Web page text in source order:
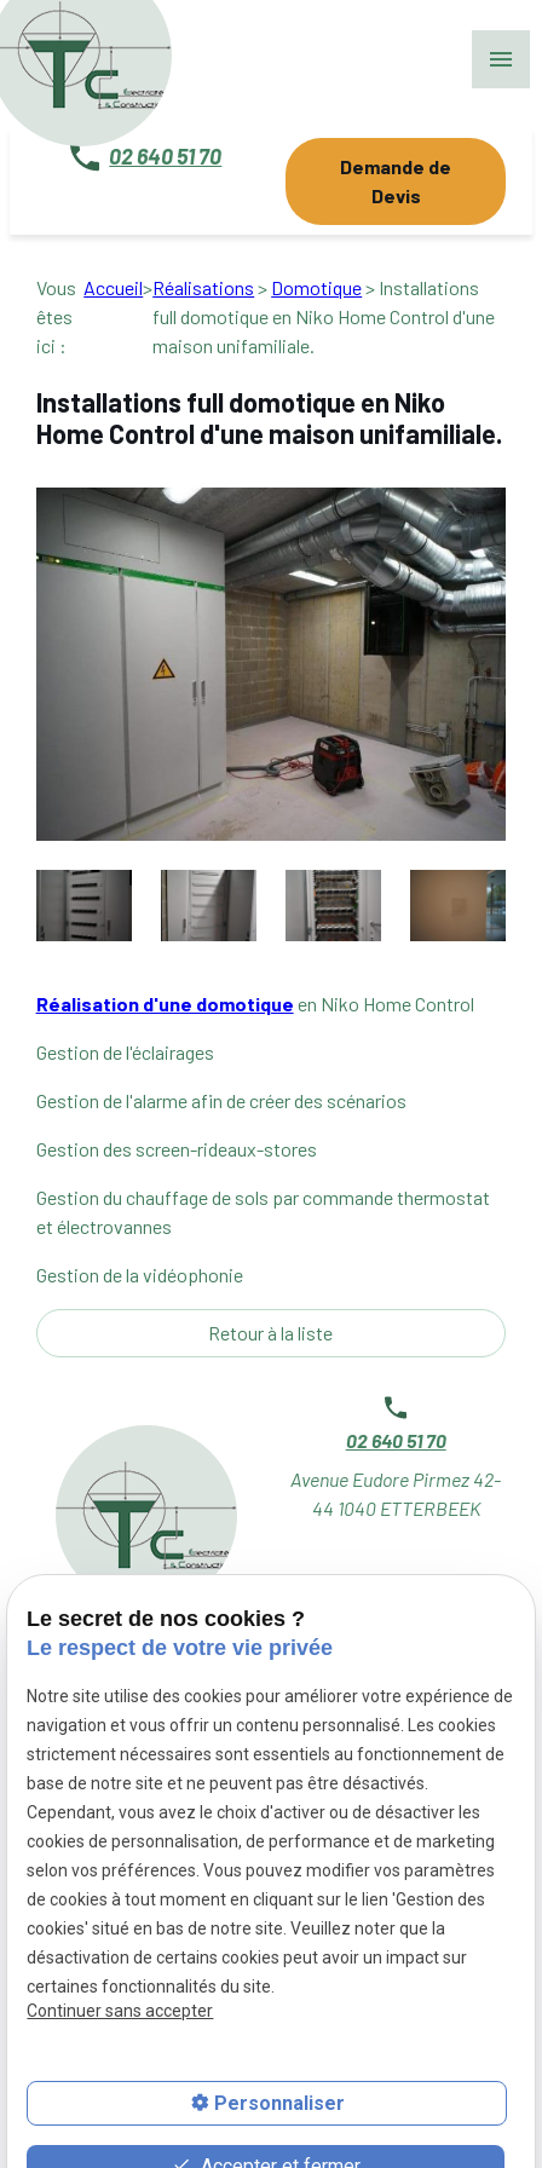
menu
02 640 51 70
Demande de
Devis
Vous
êtes
ici :
Accueil>Réalisations > Domotique> Installations
full domotique en Niko Home Control d'une
maison unifamiliale.
Installations full domotique en Niko
Home Control d'une maison unifamiliale.
Réalisation d'une domotique en Niko Home Control
Gestion de l'éclairages
Gestion de l'alarme afin de créer des scénarios
Gestion des screen-rideaux-stores
Gestion du chauffage de sols par commande thermostat
et électrovannes
Gestion de la vidéophonie
Retour à la liste
02 640 51 70
Avenue Eudore Pirmez 42-
44 1040 ETTERBEEK
Inscription à la newsletter
Mentions légales
Politique de confidentialité
Gestion des cookies
Plan du site
TVA :
place contact_page phone
Panneau de gestion des cookies
Le secret de nos cookies ?
Le respect de votre vie privée
Notre site utilise des cookies pour améliorer votre expérience de
navigation et vous offrir un contenu personnalisé. Les cookies
strictement nécessaires sont essentiels au fonctionnement de
base de notre site et ne peuvent pas être désactivés.
Cependant, vous avez le choix d'activer ou de désactiver les
cookies de personnalisation, de performance et de marketing
selon vos préférences. Vous pouvez modifier vos paramètres
de cookies à tout moment en cliquant sur le lien 'Gestion des
cookies' situé en bas de notre site. Veuillez noter que la
désactivation de certains cookies peut avoir un impact sur
certaines fonctionnalités du site.
Continuer sans accepter
Personnaliser